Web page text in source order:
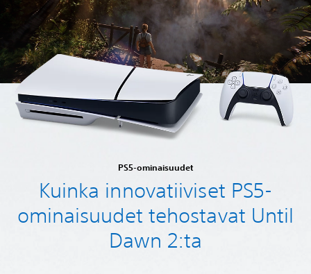
PS5-ominaisuudet
Kuinka innovatiiviset PS5-
ominaisuudet tehostavat Until
Dawn 2:ta